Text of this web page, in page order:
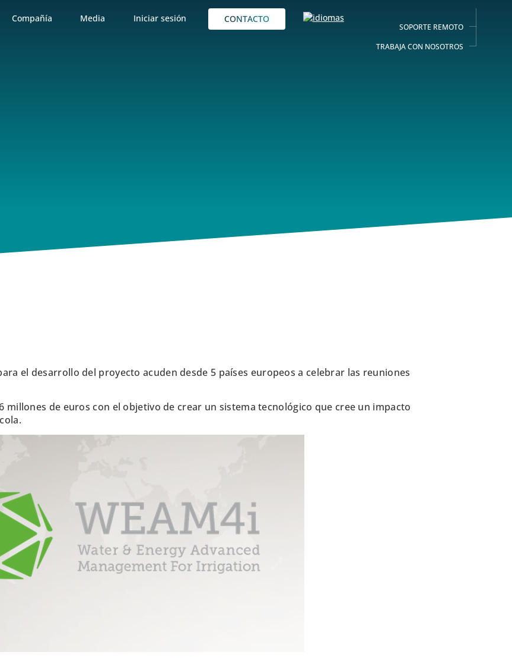
Compañía Media Iniciar sesión CONTACTO
SOPORTE REMOTO
TRABAJA CON NOSOTROS
el desarrollo del proyecto acuden desde 5 países europeos a celebrar las reuniones
millones de euros con el objetivo de crear un sistema tecnológico que cree un impacto